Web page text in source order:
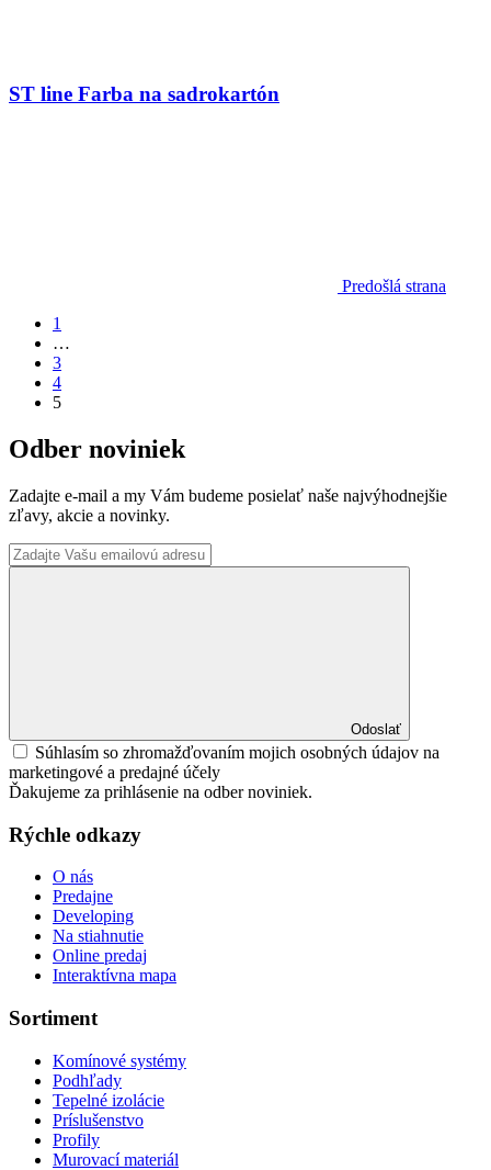
ST line Farba na sadrokartón
Predošlá strana
1
…
3
4
5
Odber noviniek
Zadajte e-mail a my Vám budeme posielať naše najvýhodnejšie
zľavy, akcie a novinky.
Odoslať
Súhlasím so zhromažďovaním mojich osobných údajov na
marketingové a predajné účely
Ďakujeme za prihlásenie na odber noviniek.
Rýchle odkazy
O nás
Predajne
Developing
Na stiahnutie
Online predaj
Interaktívna mapa
Sortiment
Komínové systémy
Podhľady
Tepelné izolácie
Príslušenstvo
Profily
Murovací materiál